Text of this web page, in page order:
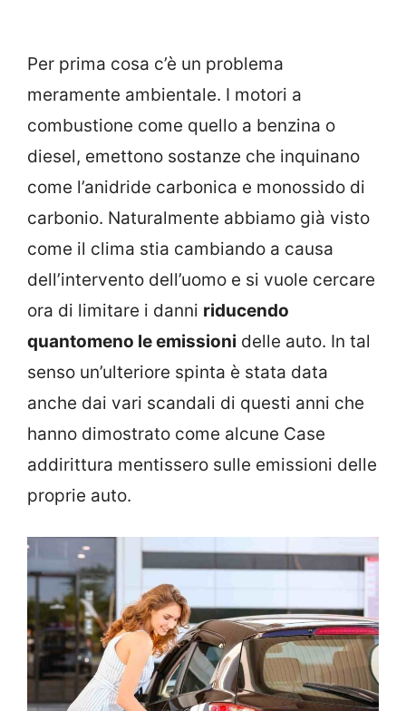
Per prima cosa c’è un problema
meramente ambientale. I motori a
combustione come quello a benzina o
diesel, emettono sostanze che inquinano
come l’anidride carbonica e monossido di
carbonio. Naturalmente abbiamo già visto
come il clima stia cambiando a causa
dell’intervento dell’uomo e si vuole cercare
ora di limitare i danni riducendo
quantomeno le emissioni delle auto. In tal
senso un’ulteriore spinta è stata data
anche dai vari scandali di questi anni che
hanno dimostrato come alcune Case
addirittura mentissero sulle emissioni delle
proprie auto.